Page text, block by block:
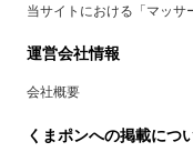
当サイトにおける「マッサ
運営会社情報
会社概要
くまポンへの掲載につ